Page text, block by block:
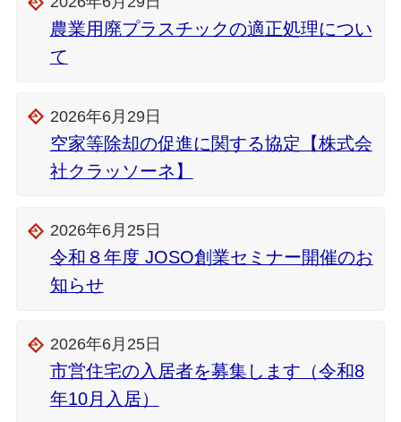
農業用廃プラスチックの適正処理につい
て
2026年6月29日
空家等除却の促進に関する協定【株式会
社クラッソーネ】
2026年6月25日
令和８年度 JOSO創業セミナー開催のお
知らせ
2026年6月25日
市営住宅の入居者を募集します（令和8
年10月入居）